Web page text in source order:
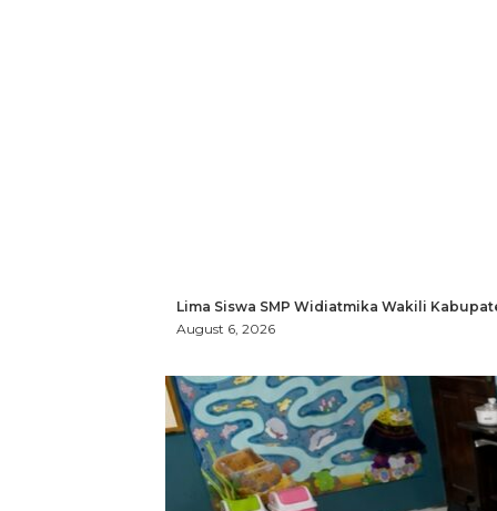
Lima Siswa SMP Widiatmika Wakili
August 6, 2026